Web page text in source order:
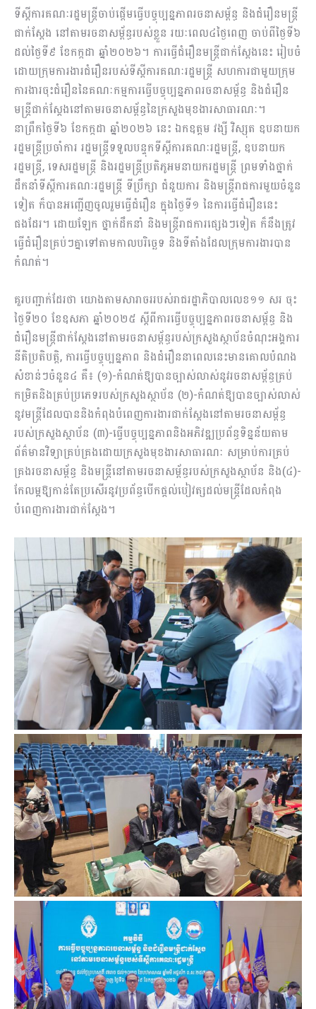
ទីស្ដីការគណៈរដ្ឋមន្ត្រីចាប់ផ្ដើមធ្វើបច្ចុប្បន្នភាពរចនាសម្ព័ន្ធ និងជំរឿនមន្ត្រី
ជាក់ស្ដែង នៅតាមរចនាសម្ព័ន្ធរបស់ខ្លួន រយៈពេល៤ថ្ងៃពេញ ចាប់ពីថ្ងៃទី៦
ដល់ថ្ងៃទី៩ ខែកក្កដា ឆ្នាំ២០២៦។ ការធ្វើជំរឿនមន្ត្រីជាក់ស្ដែងនេះ រៀបចំ
ដោយក្រុមការងារជំរឿនរបស់ទីស្ដីការគណៈរដ្ឋមន្ត្រី សហការជាមួយក្រុម
ការងារចុះជំរឿននៃគណៈកម្មការធ្វើបច្ចុប្បន្នភាពរចនាសម្ព័ន្ធ និងជំរឿន
មន្ត្រីជាក់ស្ដែងនៅតាមរចនាសម្ព័ន្ធនៃក្រសួងមុខងារសាធារណៈ។
នាព្រឹកថ្ងៃទី៦ ខែកក្កដា ឆ្នាំ២០២៦ នេះ ឯកឧត្ដម វង្សី វិស្សុត ឧបនាយក
រដ្ឋមន្ត្រីប្រចាំការ រដ្ឋមន្ត្រីទទួលបន្ទុកទីស្ដីការគណៈរដ្ឋមន្ត្រី, ឧបនាយក
រដ្ឋមន្រ្តី, ទេសរដ្ឋមន្រ្តី និងរដ្ឋមន្ត្រីប្រតិភូអមនាយករដ្ឋមន្ត្រី ព្រមទាំងថ្នាក់
ដឹកនាំទីស្ដីការគណៈរដ្ឋមន្ត្រី ទីប្រឹក្សា ជំនួយការ និងមន្រ្តីរាជការមួយចំនួន
ទៀត ក៏បានអញ្ជើញចូលរួមធ្វើជំរឿន ក្នុងថ្ងៃទី១ នៃការធ្វើជំរឿននេះ
ផងដែរ។ ដោយឡែក ថ្នាក់ដឹកនាំ និងមន្រ្តីរាជការផ្សេងៗទៀត ក៏នឹងត្រូវ
ធ្វើជំរឿនគ្រប់ៗគ្នាទៅតាមកាលបរិច្ឆេទ និងទីតាំងដែលក្រុមការងារបាន
កំណត់។
គួរបញ្ជាក់ដែរថា យោងតាមសារាចររបស់រាជរដ្ឋាភិបាលលេខ១១ សរ ចុះ
ថ្ងៃទី២០ ខែឧសភា ឆ្នាំ២០២៥ ស្ដីពីការធ្វើបច្ចុប្បន្នភាពរចនាសម្ព័ន្ធ និង
ជំរឿនមន្ត្រីជាក់ស្ដែងនៅតាមរចនាសម្ព័ន្ធរបស់ក្រសួងស្ថាប័នចំណុះអង្គការ
នីតិប្រតិបត្តិ, ការធ្វើបច្ចុប្បន្នភាព និងជំរឿននាពេលនេះមានគោលបំណង
សំខាន់ៗចំនួន៤ គឺ៖ (១)-កំណត់ឱ្យបានច្បាស់លាស់នូវរចនាសម្ព័ន្ធគ្រប់
កម្រិតនិងគ្រប់ប្រភេទរបស់ក្រសួងស្ថាប័ន (២)-កំណត់ឱ្យបានច្បាស់លាស់
នូវមន្ត្រីដែលបាននិងកំពុងបំពេញការងារជាក់ស្ដែងនៅតាមរចនាសម្ព័ន្ធ
របស់ក្រសួងស្ថាប័ន (៣)-ធ្វើបច្ចុប្បន្នភាពនិងអភិវឌ្ឍប្រព័ន្ធទិន្នន័យតាម
ព័ត៌មានវិទ្យាគ្រប់គ្រងដោយក្រសួងមុខងារសាធារណៈ សម្រាប់ការគ្រប់
គ្រងរចនាសម្ព័ន្ធ និងមន្ត្រីនៅតាមរចនាសម្ព័ន្ធរបស់ក្រសួងស្ថាប័ន និង(៤)-
កែលម្អឱ្យកាន់តែប្រសើរនូវប្រព័ន្ធបើកផ្ដល់បៀវត្សដល់មន្ត្រីដែលកំពុង
បំពេញការងារជាក់ស្ដែង។